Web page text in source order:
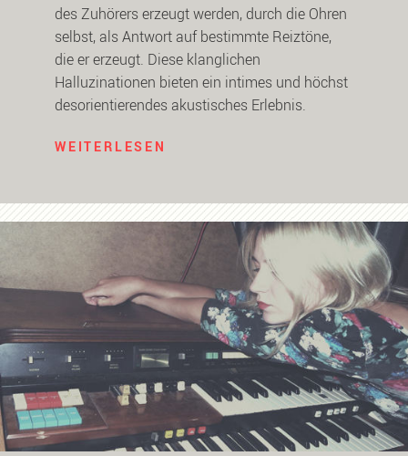
des Zuhörers erzeugt werden, durch die Ohren
selbst, als Antwort auf bestimmte Reiztöne,
die er erzeugt. Diese klanglichen
Halluzinationen bieten ein intimes und höchst
desorientierendes akustisches Erlebnis.
WEITERLESEN